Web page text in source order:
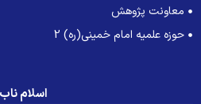
معاونت پژوهش
حوزه علمیه امام خمینی(ره) 2
اسلام ناب